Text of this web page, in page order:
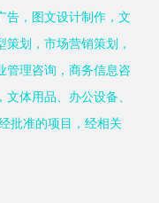
告，图文设计制作，文
划，市场营销策划，
管理咨询，商务信息咨
体用品、办公设备、
批准的项目，经相关